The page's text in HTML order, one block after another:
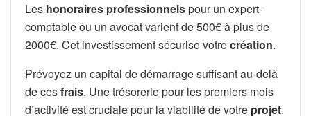
Les honoraires professionnelspour un expert-
comptable ou un avocat varient de 500€ à plus de
2000€. Cet investissement sécurise votrecréation.
Prévoyez un capital de démarrage suffisant au-delà
de cesfrais. Une trésorerie pour les premiers mois
d’activité est cruciale pour la viabilité de votre projet.